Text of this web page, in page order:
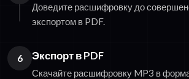
Доведите расшифровку до
экспортом в PDF.
6 Экспорт в PDF
Скачайте расшифровку MP3 в